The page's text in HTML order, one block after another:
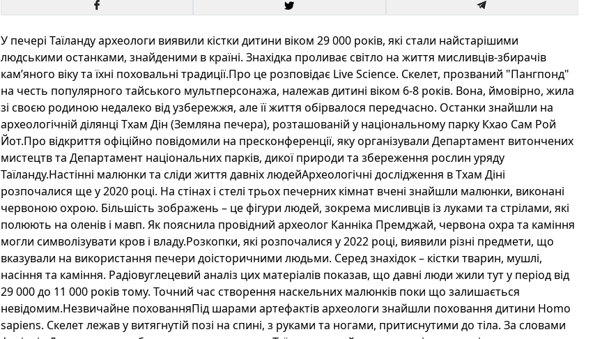
У печері Таїланду археологи виявили кістки дитини віком 29 000 років, які стали найстарішими
людськими останками, знайденими в країні. Знахідка проливає світло на життя мисливців-збирачів
кам’яного віку та їхні поховальні традиції.Про це розповідає Live Science. Скелет, прозваний "Пангпонд"
на честь популярного тайського мультперсонажа, належав дитині віком 6-8 років. Вона, ймовірно, жила
зі своєю родиною недалеко від узбережжя, але її життя обірвалося передчасно. Останки знайшли на
археологічній ділянці Тхам Дін (Земляна печера), розташованій у національному парку Кхао Сам Рой
Йот.Про відкриття офіційно повідомили на пресконференції, яку організували Департамент витончених
мистецтв та Департамент національних парків, дикої природи та збереження рослин уряду
Таїланду.Настінні малюнки та сліди життя давніх людейАрхеологічні дослідження в Тхам Діні
розпочалися ще у 2020 році. На стінах і стелі трьох печерних кімнат вчені знайшли малюнки, виконані
червоною охрою. Більшість зображень – це фігури людей, зокрема мисливців із луками та стрілами, які
полюють на оленів і мавп. Як пояснила провідний археолог Канніка Премджай, червона охра та каміння
могли символізувати кров і владу.Розкопки, які розпочалися у 2022 році, виявили різні предмети, що
вказували на використання печери доісторичними людьми. Серед знахідок – кістки тварин, мушлі,
насіння та каміння. Радіовуглецевий аналіз цих матеріалів показав, що давні люди жили тут у період від
29 000 до 11 000 років тому. Точний час створення наскельних малюнків поки що залишається
невідомим.Незвичайне похованняПід шарами артефактів археологи знайшли поховання дитини Homo
sapiens. Скелет лежав у витягнутій позі на спині, з руками та ногами, притиснутими до тіла. За словами